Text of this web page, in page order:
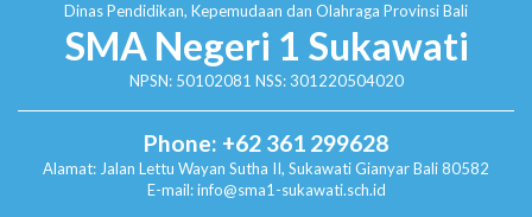
Dinas Pendidikan, Kepemudaan dan Olahraga Provinsi Bali
SMA Negeri 1 Sukawati
NPSN: 50102081 NSS: 301220504020
Phone: +62 361 299628
Alamat: Jalan Lettu Wayan Sutha II, SukawatiGianyar Bali 80582
E-mail: info@sma1-sukawati.sch.id